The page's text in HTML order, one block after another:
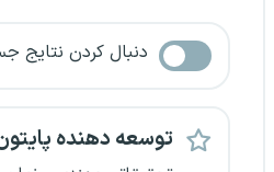
دنبال کردن نتایج
توسعه دهنده